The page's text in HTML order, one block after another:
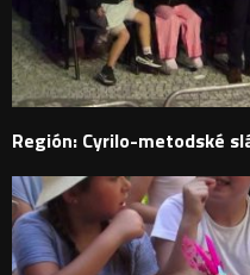
Región: Cyrilo-metodské